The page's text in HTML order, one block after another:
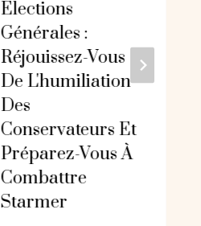
Élections
Générales :
Réjouissez-Vous
De L'humiliation
Des
Conservateurs Et
Préparez-Vous À
Combattre
Starmer